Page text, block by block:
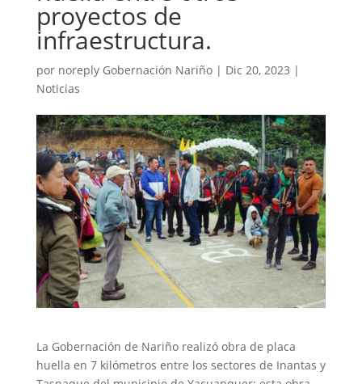
proyectos de
infraestructura.
por noreply Gobernación Nariño| Dic 20, 2023 |
Noticias
La Gobernación de Nariño realizó obra de placa
huella en 7 kilómetros entre los sectores de Inantas y